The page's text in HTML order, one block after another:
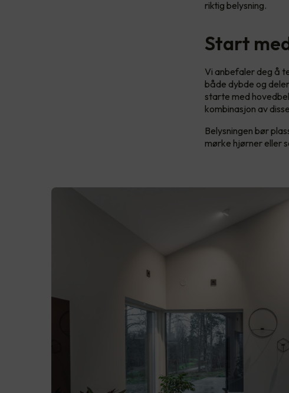
riktig belysning.
Start
Vi anbefaler deg å
både dybde og
starte med
kombinasjon av
Belysningen bør
mørke hjørner eller